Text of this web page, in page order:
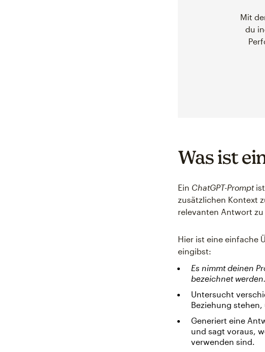
Mit
du
Was ist
Ein ChatGPT-Promptist
zusätzlichen Kontext
relevanten Antwort
Hier ist eine einfache
eingibst:
Es nimmt deinen
bezeichnet werden.
Untersucht
Beziehung
Generiert eine
und sagt voraus,
verwenden sind.